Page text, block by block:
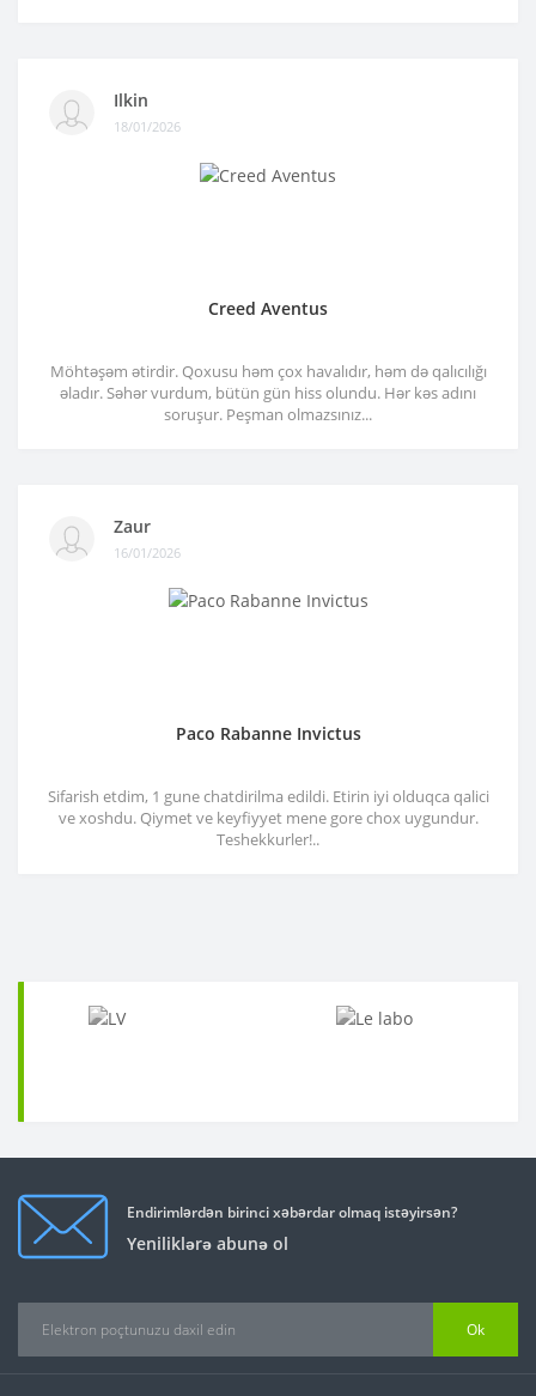
Ilkin
18/01/2026
Creed Aventus
Möhtəşəm ətirdir. Qoxusu həm çox havalıdır, həm də qalıcılığı
əladır. Səhər vurdum, bütün gün hiss olundu. Hər kəs adını
soruşur. Peşman olmazsınız...
Zaur
16/01/2026
Paco Rabanne Invictus
Sifarish etdim, 1 gune chatdirilma edildi. Etirin iyi olduqca qalici
ve xoshdu. Qiymet ve keyfiyyet mene gore chox uygundur.
Teshekkurler!..
Endirimlərdən birinci xəbərdar olmaq istəyirsən?
Yeniliklərə abunə ol
Ok